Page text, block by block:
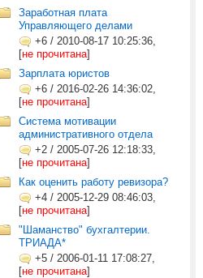
Заработная плата
Управляющего делами
+6 / 2010-08-17 10:25:36,
[не прочитана]
Зарплата юристов
+6 / 2016-02-26 14:36:02,
[не прочитана]
Система мотивации
административного отдела
+2 / 2005-07-26 12:18:33,
[не прочитана]
Как оценить работу ревизора?
+4 / 2005-12-29 08:46:03,
[не прочитана]
"Шаманство" бухгалтерии.
ТРИАДА*
+5 / 2006-01-11 17:08:27,
[не прочитана]